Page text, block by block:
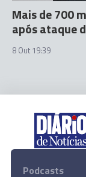
Mais de 700
após ataque
8 Out 19:39
Podcasts